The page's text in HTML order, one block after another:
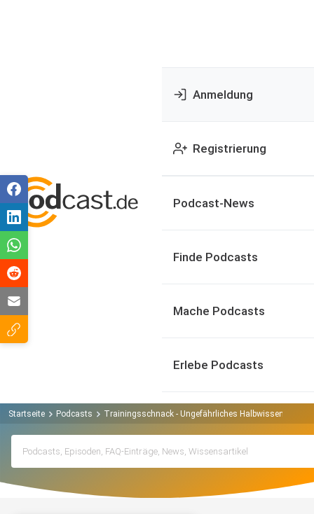
Anmeldung
Registrierung
Podcast-News
Finde Podcasts
Mache Podcasts
Erlebe Podcasts
Startseite Podcasts Trainingsschnack - Ungefährliches Halbwissen aus